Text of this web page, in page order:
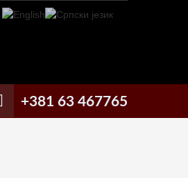
+381 63 467765